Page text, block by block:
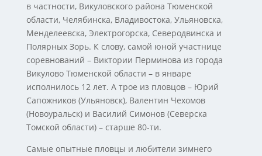
в частности, Викуловского района Тюменской
области, Челябинска, Владивостока, Ульяновска,
Менделеевска, Электрогорска, Северодвинска и
Полярных Зорь. К слову, самой юной участнице
соревнований – Виктории Перминова из города
Викулово Тюменской области – в январе
исполнилось 12 лет. А трое из пловцов – Юрий
Сапожников (Ульяновск), Валентин Чехомов
(Новоуральск) и Василий Симонов (Северска
Томской области) – старше 80-ти.
Самые опытные пловцы и любители зимнего